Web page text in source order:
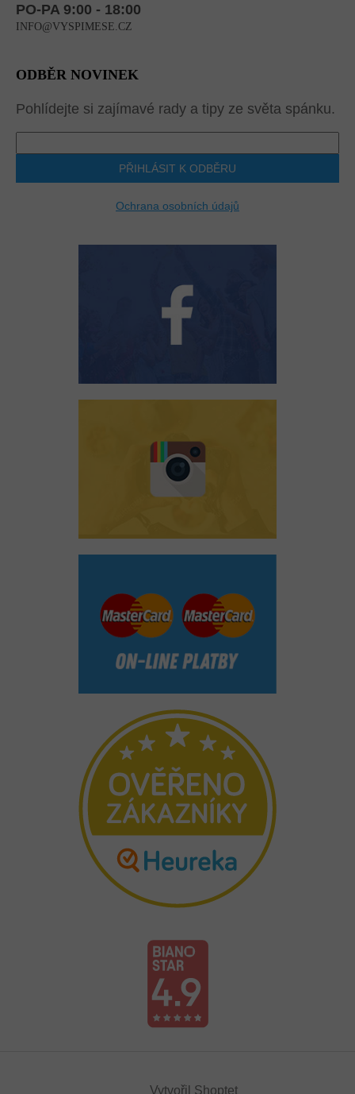
PO-PA 9:00 - 18:00
INFO@VYSPIMESE.CZ
ODBĚR NOVINEK
Pohlídejte si zajímavé rady a tipy ze světa spánku.
PŘIHLÁSIT K ODBĚRU
Ochrana osobních údajů
Vytvořil Shoptet